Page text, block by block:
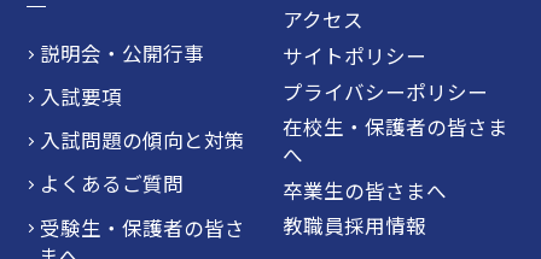
説明会・公開行事
入試要項
入試問題の傾向と対策
よくあるご質問
受験生・保護者の皆さ
アクセス
サイトポリシー
プライバシーポリシー
在校生・保護者の皆さま
へ
卒業生の皆さまへ
教職員採用情報